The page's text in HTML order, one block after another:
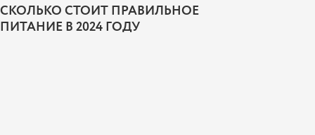
СКОЛЬКО СТОИТ ПРАВИЛЬНОЕ
ПИТАНИЕ В 2024 ГОДУ